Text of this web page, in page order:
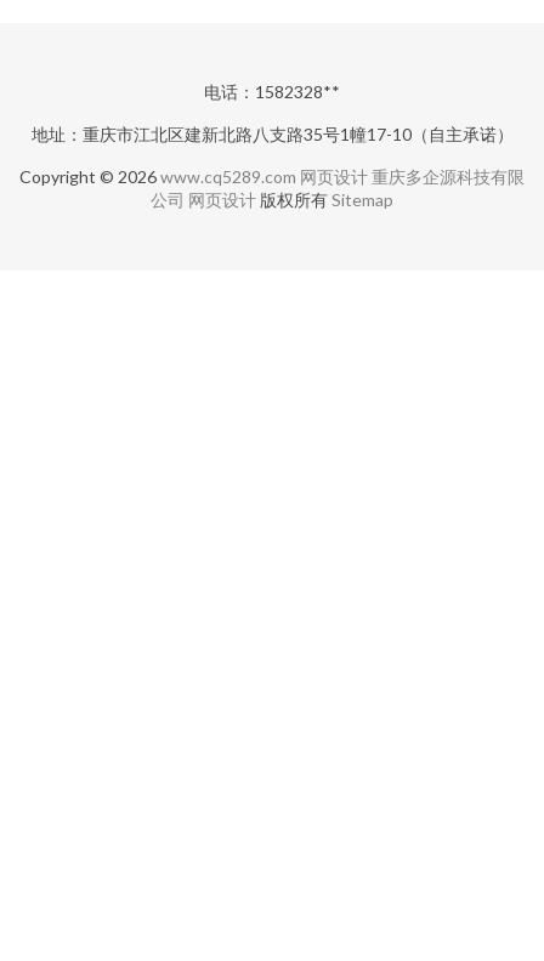
电话：1582328**
地址：重庆市江北区建新北路八支路35号1幢17-10（自主承诺）
Copyright © 2026www.cq5289.com 网页设计重庆多企源科技有限
公司 网页设计 版权所有Sitemap